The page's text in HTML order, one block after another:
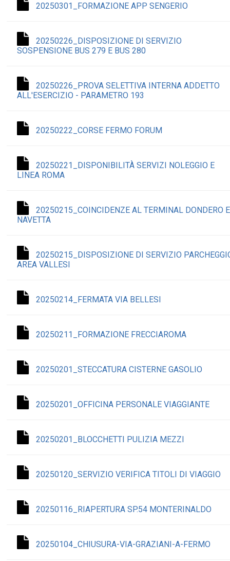
20250301_FORMAZIONE APP SENGERIO
20250226_DISPOSIZIONE DI SERVIZIO
SOSPENSIONE BUS 279 E BUS 280
20250226_PROVA SELETTIVA INTERNA ADDETTO
ALL'ESERCIZIO - PARAMETRO 193
20250222_CORSE FERMO FORUM
20250221_DISPONIBILITÀ SERVIZI NOLEGGIO E
LINEA ROMA
20250215_COINCIDENZE AL TERMINAL DONDERO E
NAVETTA
20250215_DISPOSIZIONE DI SERVIZIO
AREA VALLESI
20250214_FERMATA VIA BELLESI
20250211_FORMAZIONE FRECCIAROMA
20250201_STECCATURA CISTERNE GASOLIO
20250201_OFFICINA PERSONALE VIAGGIANTE
20250201_BLOCCHETTI PULIZIA MEZZI
20250120_SERVIZIO VERIFICA TITOLI DI VIAGGIO
20250116_RIAPERTURA SP.54 MONTERINALDO
20250104_CHIUSURA-VIA-GRAZIANI-A-FERMO